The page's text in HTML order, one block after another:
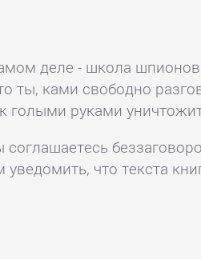
деле - школа
ты, ками свободно
голыми руками
что текста